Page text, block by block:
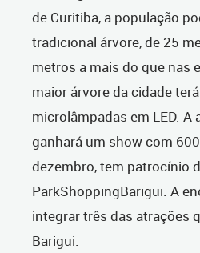
de Curitiba, a população
tradicional árvore, de 25
metros a mais do que nas
maior árvore da cidade
microlâmpadas em LED. A
ganhará um show com
dezembro, tem patrocínio
ParkShoppingBarigüi. A
integrar três das atrações
Barigui.